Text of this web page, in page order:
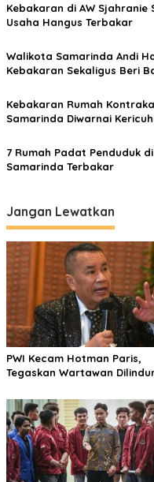
Kebakaran di AW Sjahranie
Usaha Hangus Terbakar
Walikota Samarinda Andi
Kebakaran Sekaligus Beri
Kebakaran Rumah
Samarinda Diwarnai
7 Rumah Padat Penduduk
Samarinda Terbakar
Jangan Lewatkan
PWI Kecam Hotman Paris,
Tegaskan Wartawan